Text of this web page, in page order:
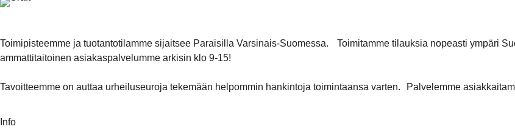
Toimipisteemme ja tuotantotilamme sijaitsee Paraisilla Varsinais-Suomessa. Toimitamme tilauksia nopeasti ympäri
ammattitaitoinen asiakaspalvelumme arkisin klo 9-15!
Tavoitteemme on auttaa urheiluseuroja tekemään helpommin hankintoja toimintaansa varten. Palvelemme
Info